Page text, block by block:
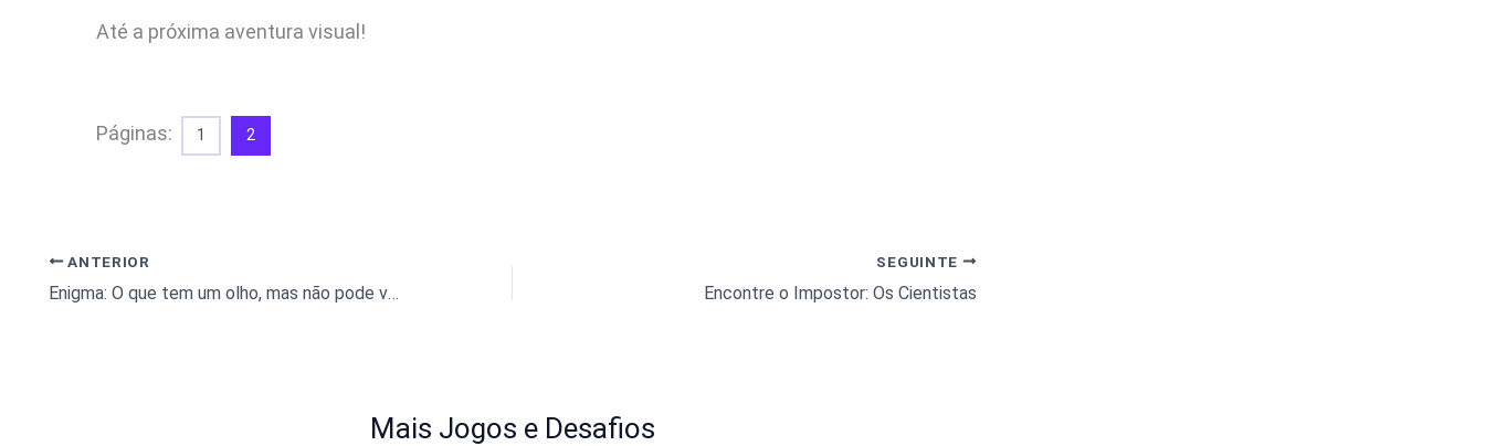
Até a próxima aventura visual!
Páginas: 1 2
ANTERIOR
Enigma: O que tem um olho, mas não pode ver?
SEGUINTE
Encontre o Impostor: Os Cientistas
Mais Jogos e Desafios